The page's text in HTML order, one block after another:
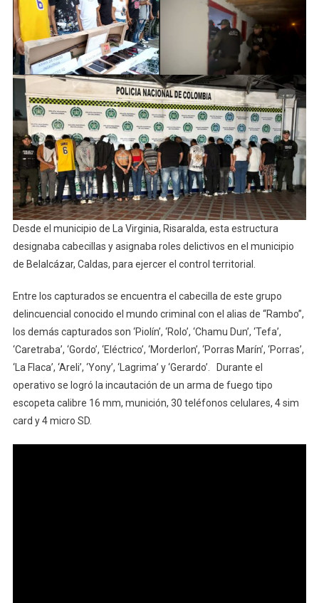
Desde el municipio de La Virginia, Risaralda, esta estructura
designaba cabecillas y asignaba roles delictivos en el municipio
de Belalcázar, Caldas, para ejercer el control territorial.
Entre los capturados se encuentra el cabecilla de este grupo
delincuencial conocido el mundo criminal con el alias de “Rambo”,
los demás capturados son ‘Piolín’, ‘Rolo’, ‘Chamu Dun’, ‘Tefa’,
‘Caretraba’, ‘Gordo’, ‘Eléctrico’, ‘Morderlon’, ‘Porras Marín’, ‘Porras’,
‘La Flaca’, ‘Areli’, ‘Yony’, ‘Lagrima’ y ‘Gerardo’. Durante el
operativo se logró la incautación de un arma de fuego tipo
escopeta calibre 16 mm, munición, 30 teléfonos celulares, 4 sim
card y 4 micro SD.